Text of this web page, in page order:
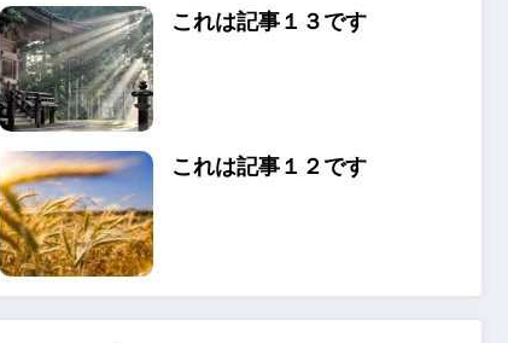
これは記事１３です
これは記事１２です